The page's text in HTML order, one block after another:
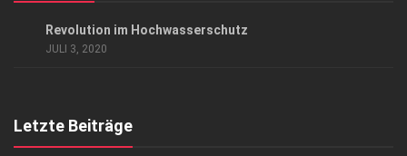
Revolution im Hochwasserschutz
JULI 3, 2020
Letzte Beiträge